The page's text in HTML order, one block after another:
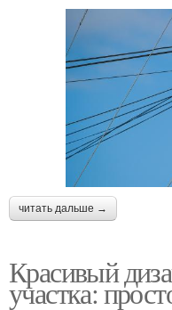
читать дальше →
Красивый
участка: